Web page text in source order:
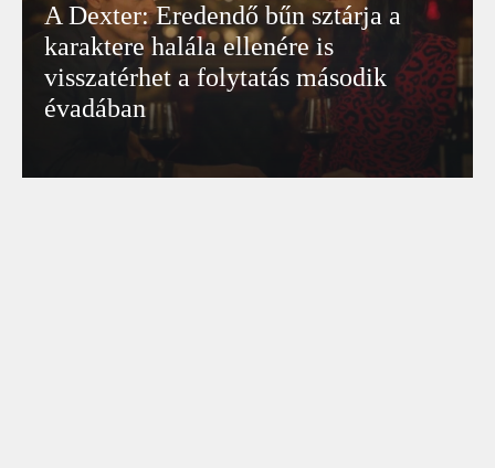
A Dexter: Eredendő bűn sztárja a
karaktere halála ellenére is
visszatérhet a folytatás második
évadában